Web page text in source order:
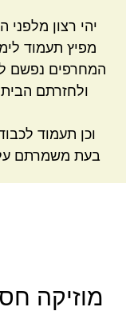
יהי רצון
מפיץ תעמוד
המחרפים נפשם
ולחזרתם
וכן תעמוד
בעת משמרתם על
מוזיקה